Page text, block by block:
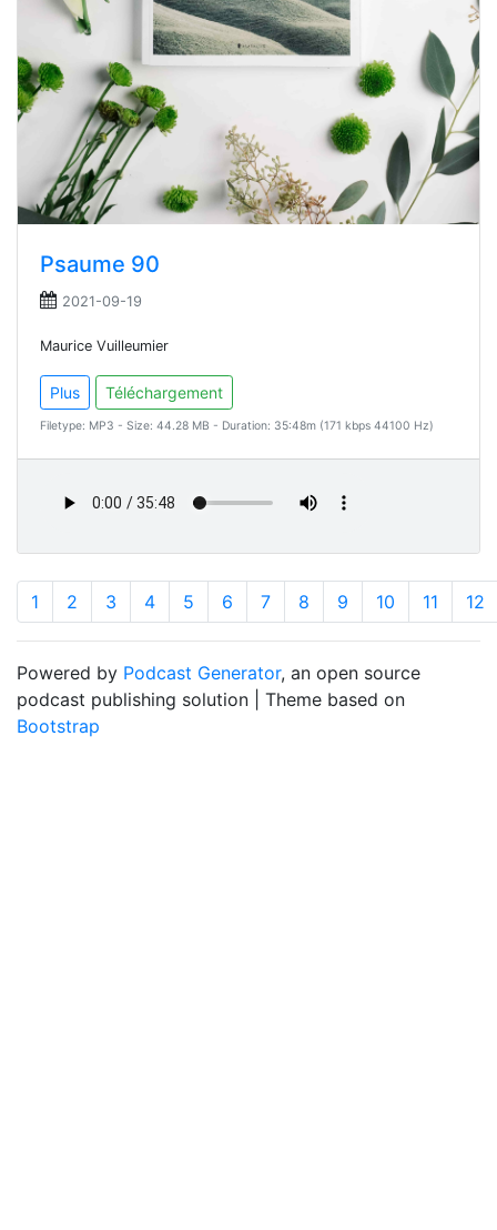
Psaume 90
2021-09-19
Maurice Vuilleumier
Plus Téléchargement
Filetype: MP3 - Size: 44.28 MB - Duration: 35:48m (171 kbps 44100 Hz)
1 2 3 4 5 6 7 8 9 10 11 12
Powered by Podcast Generator, an open source
podcast publishing solution | Theme based on
Bootstrap